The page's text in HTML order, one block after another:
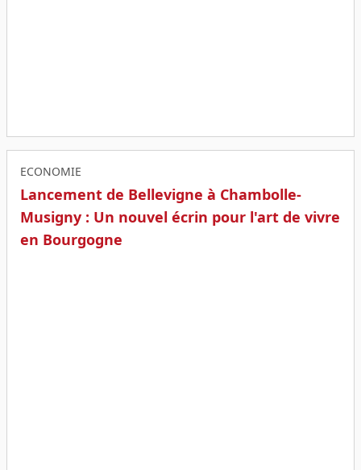
ECONOMIE
Lancement de Bellevigne à Chambolle-
Musigny : Un nouvel écrin pour l'art de vivre
en Bourgogne